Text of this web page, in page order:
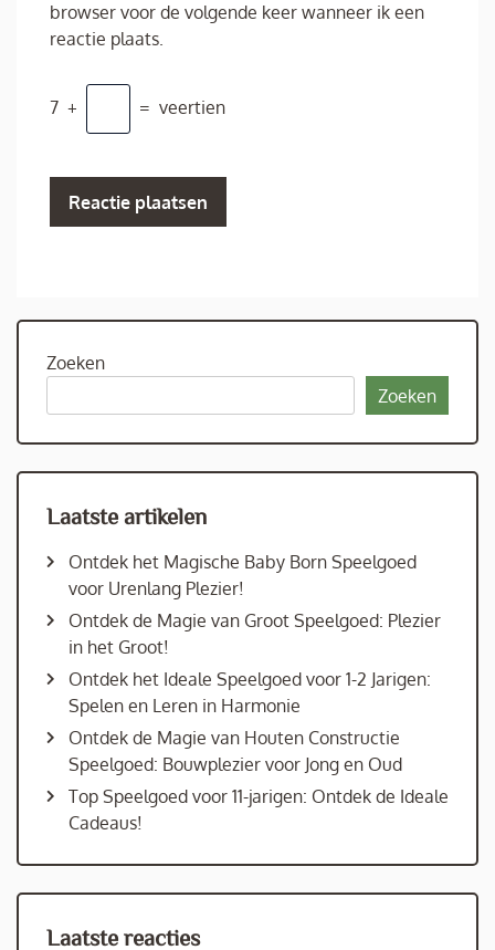
browser voor de volgende keer wanneer ik een
reactie plaats.
7 + = veertien
Zoeken
Zoeken
Laatste artikelen
Ontdek het Magische Baby Born Speelgoed
voor Urenlang Plezier!
Ontdek de Magie van Groot Speelgoed: Plezier
in het Groot!
Ontdek het Ideale Speelgoed voor 1-2 Jarigen:
Spelen en Leren in Harmonie
Ontdek de Magie van Houten Constructie
Speelgoed: Bouwplezier voor Jong en Oud
Top Speelgoed voor 11-jarigen: Ontdek de Ideale
Cadeaus!
Laatste reacties